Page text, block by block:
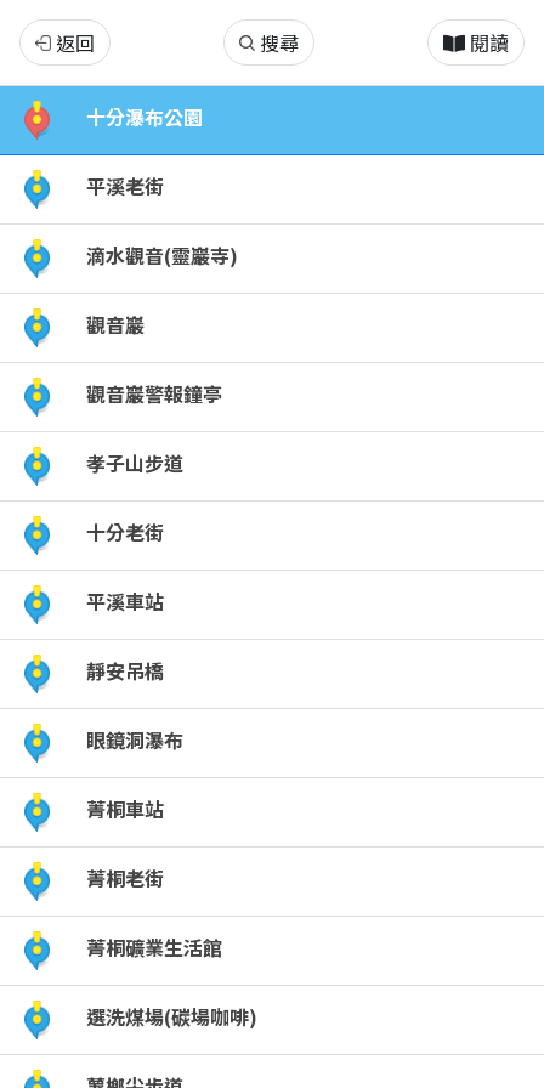
新
北
市
平
溪
區
熱
門
景
點
(觀
光
局
提
供)
返回 搜尋 閱讀
十分瀑布公園
平溪老街
滴水觀音(靈巖寺)
觀音巖
觀音巖警報鐘亭
孝子山步道
十分老街
平溪車站
靜安吊橋
眼鏡洞瀑布
菁桐車站
菁桐老街
菁桐礦業生活館
選洗煤場(碳場咖啡)